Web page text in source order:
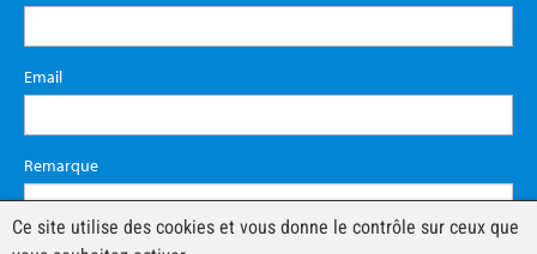
Email
Remarque
Ce site utilise des cookies et vous donne le contrôle sur ceux que